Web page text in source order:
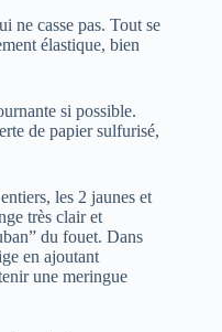
ne casse pas. Tout se
élastique, bien
si possible.
de papier sulfurisé,
les 2 jaunes et
très clair et
du fouet. Dans
en ajoutant
une meringue